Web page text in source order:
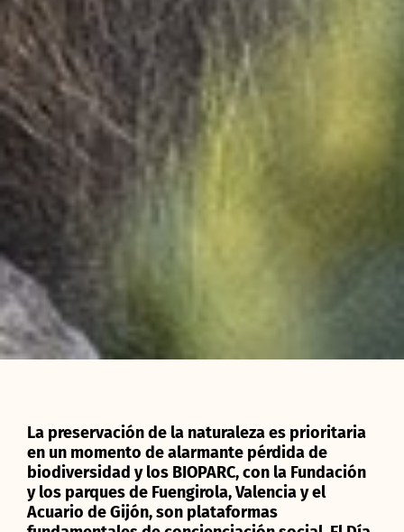
La preservación de la naturaleza es prioritaria
en un momento de alarmante pérdida de
biodiversidad y los BIOPARC, con la Fundación
y los parques de Fuengirola, Valencia y el
Acuario de Gijón, son plataformas